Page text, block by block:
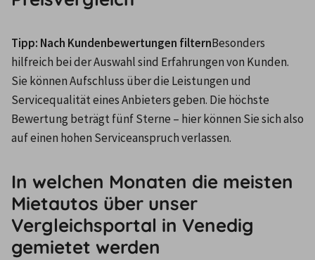
Tipp: Nach Kundenbewertungen filternBesonders
hilfreich bei der Auswahl sind Erfahrungen von Kunden.
Sie können Aufschluss über die Leistungen und
Servicequalität eines Anbieters geben. Die höchste
Bewertung beträgt fünf Sterne – hier können Sie sich also
auf einen hohen Serviceanspruch verlassen.
In welchen Monaten die meisten
Mietautos über unser
Vergleichsportal in Venedig
gemietet werden